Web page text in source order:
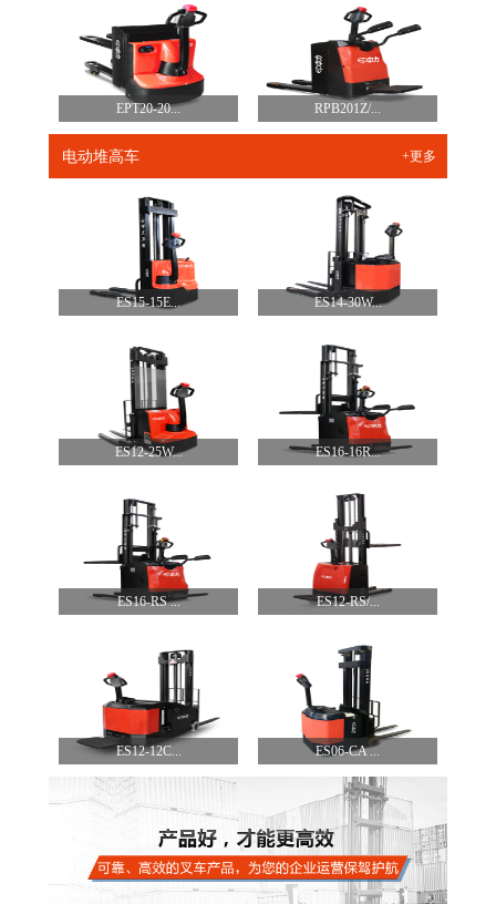
EPT20-20... RPB201Z/...
电动堆高车 +更多
ES15-15E... ES14-30W...
ES12-25W... ES16-16R...
ES16-RS ... ES12-RS/...
ES12-12C... ES06-CA ...